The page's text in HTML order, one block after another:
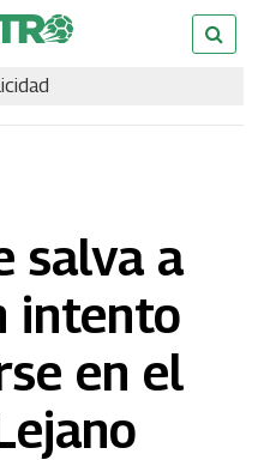
salva a
intento
en el